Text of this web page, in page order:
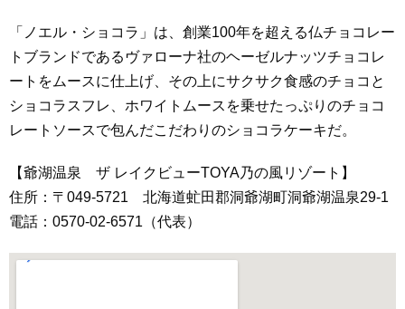
「ノエル・ショコラ」は、創業100年を超える仏チョコレー
トブランドであるヴァローナ社のヘーゼルナッツチョコレ
ートをムースに仕上げ、その上にサクサク食感のチョコと
ショコラスフレ、ホワイトムースを乗せたっぷりのチョコ
レートソースで包んだこだわりのショコラケーキだ。
【爺湖温泉 ザ レイクビューTOYA乃の風リゾート】
住所：〒049-5721 北海道虻田郡洞爺湖町洞爺湖温泉29-1
電話：0570-02-6571（代表）